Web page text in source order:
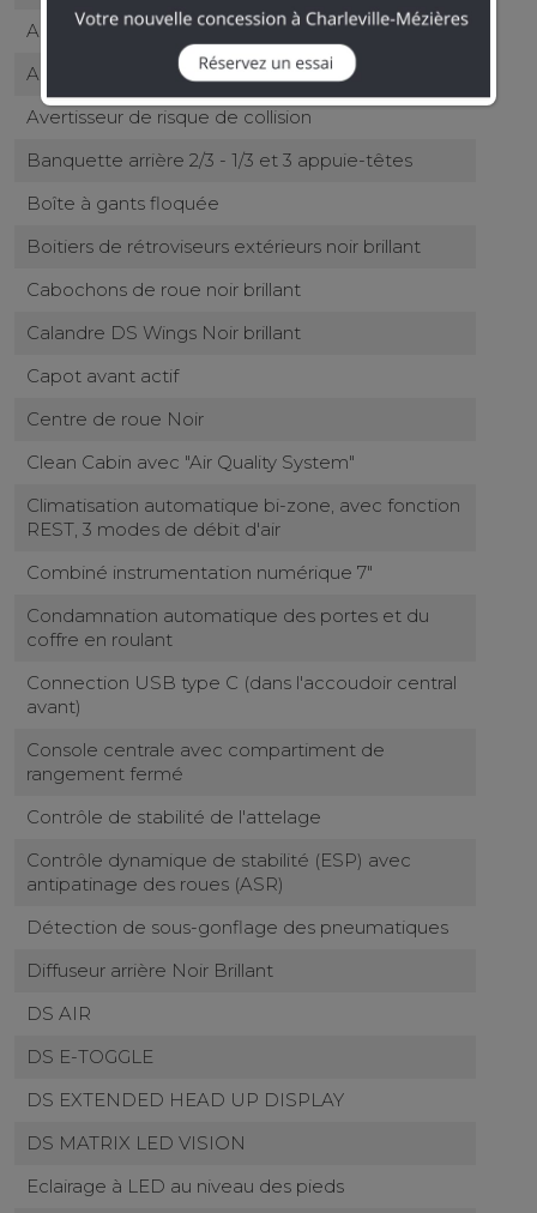
Anneaux d'arrimage dans le coffre (x4)
Antenne de toit « aileron de requin »
Avertisseur de risque de collision
Banquette arrière 2/3 - 1/3 et 3 appuie-têtes
Boîte à gants floquée
Boitiers de rétroviseurs extérieurs noir brillant
Cabochons de roue noir brillant
Calandre DS Wings Noir brillant
Capot avant actif
Centre de roue Noir
Clean Cabin avec "Air Quality System"
Climatisation automatique bi-zone, avec fonction
REST, 3 modes de débit d'air
Combiné instrumentation numérique 7"
Condamnation automatique des portes et du
coffre en roulant
Connection USB type C (dans l'accoudoir central
avant)
Console centrale avec compartiment de
rangement fermé
Contrôle de stabilité de l'attelage
Contrôle dynamique de stabilité (ESP) avec
antipatinage des roues (ASR)
Détection de sous-gonflage des pneumatiques
Diffuseur arrière Noir Brillant
DS AIR
DS E-TOGGLE
DS EXTENDED HEAD UP DISPLAY
DS MATRIX LED VISION
Eclairage à LED au niveau des pieds